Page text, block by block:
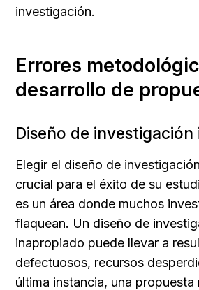
investigación.
Errores
desarrollo de
Diseño de
Elegir el diseño de
crucial para el éxito de su
es un área donde muchos
flaquean. Un diseño de
inapropiado puede llevar a
defectuosos, recursos
última instancia, una propuesta